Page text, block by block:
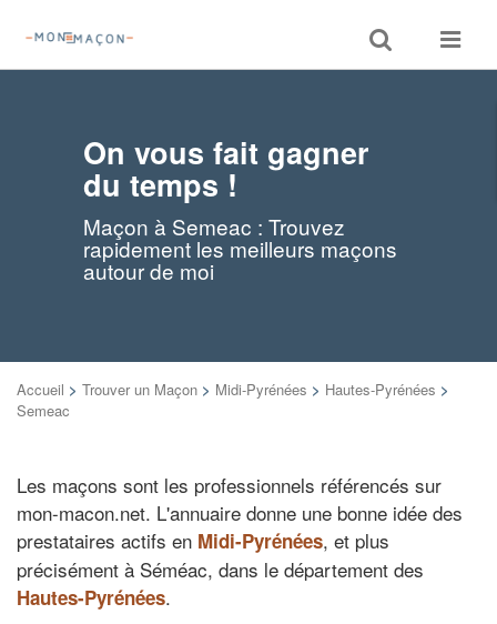
Toggle
search
Toggle
On vous fait gagner
du temps !
Maçon à Semeac : Trouvez
rapidement les meilleurs maçons
autour de moi
Accueil > Trouver un Maçon > Midi-Pyrénées > Hautes-Pyrénées >
Semeac
Les maçons sont les professionnels référencés sur
mon-macon.net. L'annuaire donne une bonne idée des
prestataires actifs en Midi-Pyrénées, et plus
précisément à Séméac, dans le département des
Hautes-Pyrénées.